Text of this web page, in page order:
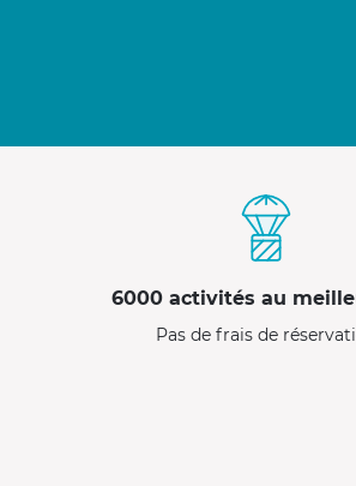
6000 activités au
Pas de frais de